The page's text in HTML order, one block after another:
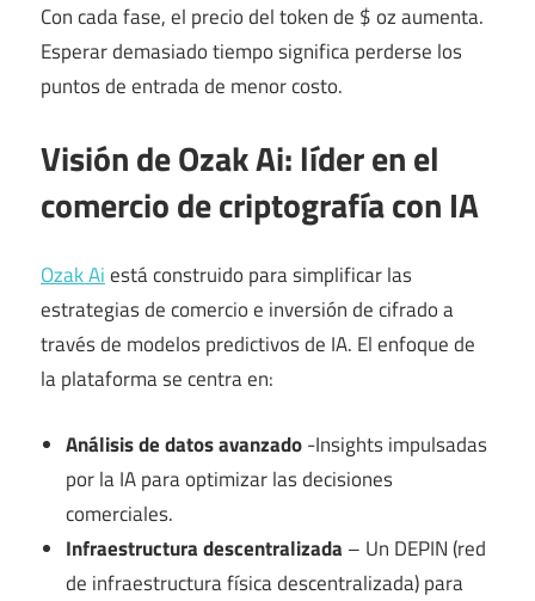
Con cada fase, el precio del token de $ oz aumenta.
Esperar demasiado tiempo significa perderse los
puntos de entrada de menor costo.
Visión de Ozak Ai: líder en el
comercio de criptografía con IA
Ozak Aiestá construido para simplificar las
estrategias de comercio e inversión de cifrado a
través de modelos predictivos de IA. El enfoque de
la plataforma se centra en:
Análisis de datos avanzado-Insights impulsadas
por la IA para optimizar las decisiones
comerciales.
Infraestructura descentralizada – Un DEPIN (red
de infraestructura física descentralizada) para